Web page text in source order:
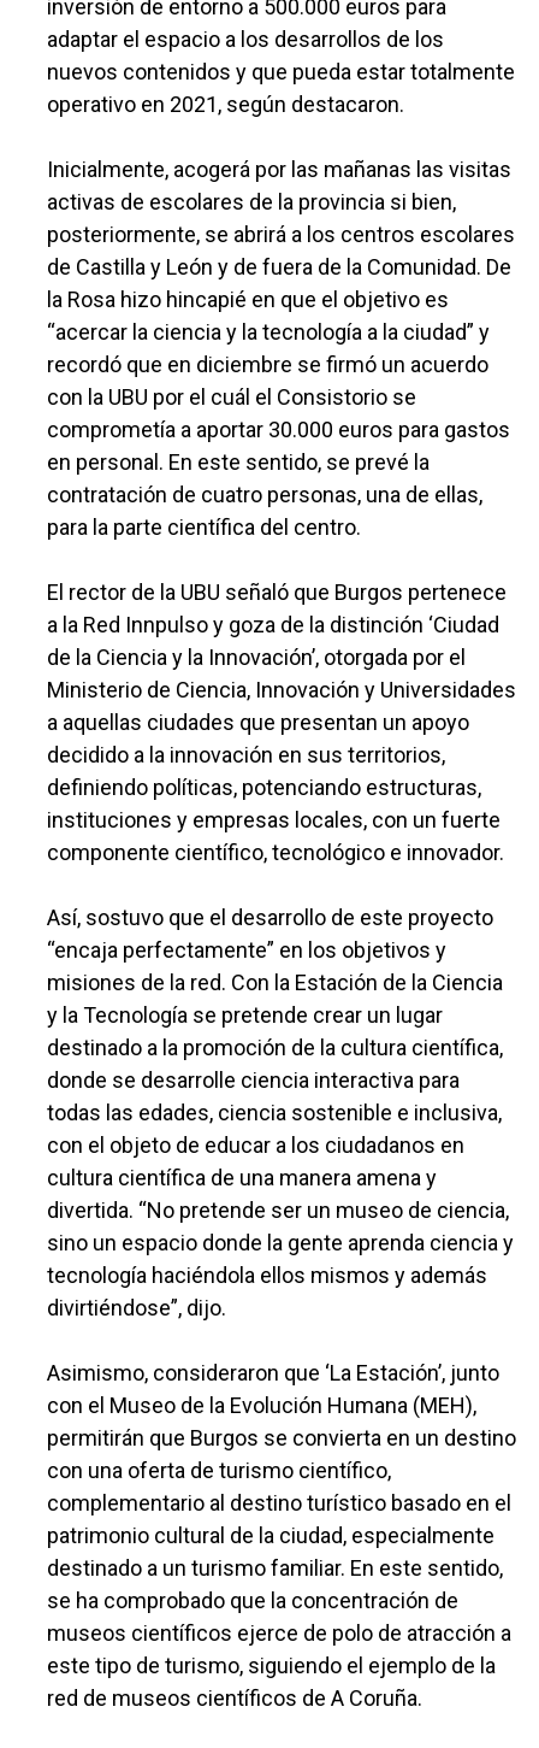
inversión de entorno a 500.000 euros para
adaptar el espacio a los desarrollos de los
nuevos contenidos y que pueda estar totalmente
operativo en 2021, según destacaron.
Inicialmente, acogerá por las mañanas las visitas
activas de escolares de la provincia si bien,
posteriormente, se abrirá a los centros escolares
de Castilla y León y de fuera de la Comunidad. De
la Rosa hizo hincapié en que el objetivo es
“acercar la ciencia y la tecnología a la ciudad” y
recordó que en diciembre se firmó un acuerdo
con la UBU por el cuál el Consistorio se
comprometía a aportar 30.000 euros para gastos
en personal. En este sentido, se prevé la
contratación de cuatro personas, una de ellas,
para la parte científica del centro.
El rector de la UBU señaló que Burgos pertenece
a la Red Innpulso y goza de la distinción ‘Ciudad
de la Ciencia y la Innovación’, otorgada por el
Ministerio de Ciencia, Innovación y Universidades
a aquellas ciudades que presentan un apoyo
decidido a la innovación en sus territorios,
definiendo políticas, potenciando estructuras,
instituciones y empresas locales, con un fuerte
componente científico, tecnológico e innovador.
Así, sostuvo que el desarrollo de este proyecto
“encaja perfectamente” en los objetivos y
misiones de la red. Con la Estación de la Ciencia
y la Tecnología se pretende crear un lugar
destinado a la promoción de la cultura científica,
donde se desarrolle ciencia interactiva para
todas las edades, ciencia sostenible e inclusiva,
con el objeto de educar a los ciudadanos en
cultura científica de una manera amena y
divertida. “No pretende ser un museo de ciencia,
sino un espacio donde la gente aprenda ciencia y
tecnología haciéndola ellos mismos y además
divirtiéndose”, dijo.
Asimismo, consideraron que ‘La Estación’, junto
con el Museo de la Evolución Humana (MEH),
permitirán que Burgos se convierta en un destino
con una oferta de turismo científico,
complementario al destino turístico basado en el
patrimonio cultural de la ciudad, especialmente
destinado a un turismo familiar. En este sentido,
se ha comprobado que la concentración de
museos científicos ejerce de polo de atracción a
este tipo de turismo, siguiendo el ejemplo de la
red de museos científicos de A Coruña.